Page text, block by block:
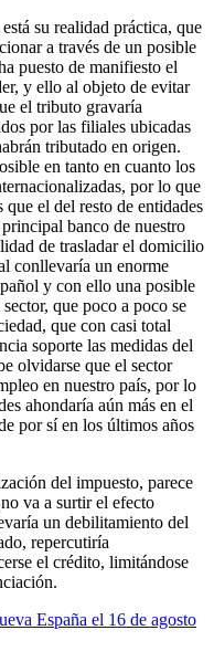
su realidad práctica, que
a través de un posible
puesto de manifiesto el
y ello al objeto de evitar
el tributo gravaría
por las filiales ubicadas
tributado en origen.
en tanto en cuanto los
por lo que
que el del resto de entidades
banco de nuestro
de trasladar el domicilio
conllevaría un enorme
y con ello una posible
que poco a poco se
que con casi total
soporte las medidas del
olvidarse que el sector
en nuestro país, por lo
ahondaría aún más en el
por sí en los últimos años
del impuesto, parece
va a surtir el efecto
un debilitamiento del
repercutiría
el crédito, limitándose
España el 16 de agosto